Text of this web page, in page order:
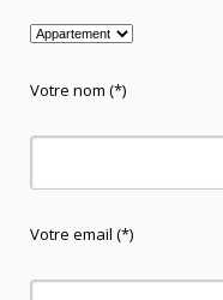
Votre nom (*)
Votre email (*)